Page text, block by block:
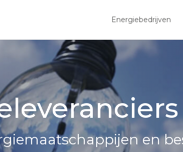
Energiebedrijven
en